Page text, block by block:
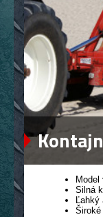
Silná
Ľahký